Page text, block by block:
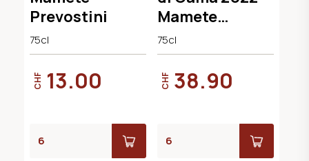
Prevostini
75cl
CHF 13.00
Mamete
Prevostini
75cl
CHF 38.90